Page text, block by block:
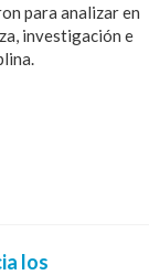
para analizar en
investigación e
los